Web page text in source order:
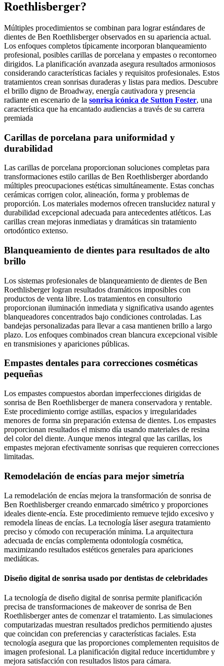
Roethlisberger?
Múltiples procedimientos se combinan para lograr estándares de
dientes de Ben Roethlisberger observados en su apariencia actual.
Los enfoques completos típicamente incorporan blanqueamiento
profesional, posibles carillas de porcelana y empastes o recontorneo
dirigidos. La planificación avanzada asegura resultados armoniosos
considerando características faciales y requisitos profesionales. Estos
tratamientos crean sonrisas duraderas y listas para medios. Descubre
el brillo digno de Broadway, energía cautivadora y presencia
radiante en escenario de la sonrisa icónica de Sutton Foster, una
característica que ha encantado audiencias a través de su carrera
premiada
Carillas de porcelana para uniformidad y
durabilidad
Las carillas de porcelana proporcionan soluciones completas para
transformaciones estilo carillas de Ben Roethlisberger abordando
múltiples preocupaciones estéticas simultáneamente. Estas conchas
cerámicas corrigen color, alineación, forma y problemas de
proporción. Los materiales modernos ofrecen translucidez natural y
durabilidad excepcional adecuada para antecedentes atléticos. Las
carillas crean mejoras inmediatas y dramáticas sin tratamiento
ortodóntico extenso.
Blanqueamiento de dientes para resultados de alto
brillo
Los sistemas profesionales de blanqueamiento de dientes de Ben
Roethlisberger logran resultados dramáticos imposibles con
productos de venta libre. Los tratamientos en consultorio
proporcionan iluminación inmediata y significativa usando agentes
blanqueadores concentrados bajo condiciones controladas. Las
bandejas personalizadas para llevar a casa mantienen brillo a largo
plazo. Los enfoques combinados crean blancura excepcional visible
en transmisiones y apariciones públicas.
Empastes dentales para correcciones cosméticas
pequeñas
Los empastes compuestos abordan imperfecciones dirigidas de
sonrisa de Ben Roethlisberger de manera conservadora y rentable.
Este procedimiento corrige astillas, espacios y irregularidades
menores de forma sin preparación extensa de dientes. Los empastes
proporcionan resultados el mismo día usando materiales de resina
del color del diente. Aunque menos integral que las carillas, los
empastes mejoran efectivamente sonrisas que requieren correcciones
limitadas.
Remodelación de encías para mejor simetría
La remodelación de encías mejora la transformación de sonrisa de
Ben Roethlisberger creando enmarcado simétrico y proporciones
ideales diente-encía. Este procedimiento remueve tejido excesivo y
remodela líneas de encías. La tecnología láser asegura tratamiento
preciso y cómodo con recuperación mínima. La arquitectura
adecuada de encías complementa odontología cosmética,
maximizando resultados estéticos generales para apariciones
mediáticas.
Diseño digital de sonrisa usado por dentistas de celebridades
La tecnología de diseño digital de sonrisa permite planificación
precisa de transformaciones de makeover de sonrisa de Ben
Roethlisberger antes de comenzar el tratamiento. Las simulaciones
computarizadas muestran resultados predichos permitiendo ajustes
que coincidan con preferencias y características faciales. Esta
tecnología asegura que las proporciones complementen requisitos de
imagen profesional. La planificación digital reduce incertidumbre y
mejora satisfacción con resultados listos para cámara.